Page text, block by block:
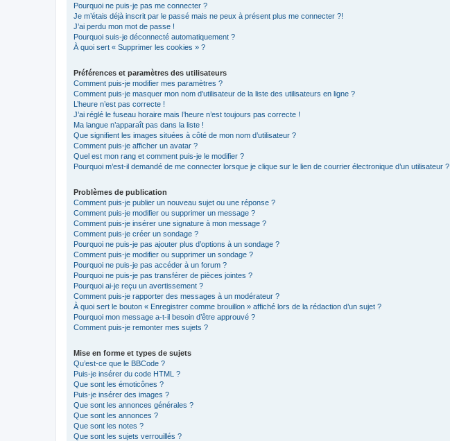
Pourquoi ne puis-je pas me connecter ?
Je m’étais déjà inscrit par le passé mais ne peux à présent plus me connecter ?!
J’ai perdu mon mot de passe !
Pourquoi suis-je déconnecté automatiquement ?
À quoi sert « Supprimer les cookies » ?
Préférences et paramètres des utilisateurs
Comment puis-je modifier mes paramètres ?
Comment puis-je masquer mon nom d’utilisateur de la liste des utilisateurs en ligne ?
L’heure n’est pas correcte !
J’ai réglé le fuseau horaire mais l’heure n’est toujours pas correcte !
Ma langue n’apparaît pas dans la liste !
Que signifient les images situées à côté de mon nom d’utilisateur ?
Comment puis-je afficher un avatar ?
Quel est mon rang et comment puis-je le modifier ?
Pourquoi m’est-il demandé de me connecter lorsque je clique sur le lien de courrier électronique d’un utilisateur ?
Problèmes de publication
Comment puis-je publier un nouveau sujet ou une réponse ?
Comment puis-je modifier ou supprimer un message ?
Comment puis-je insérer une signature à mon message ?
Comment puis-je créer un sondage ?
Pourquoi ne puis-je pas ajouter plus d’options à un sondage ?
Comment puis-je modifier ou supprimer un sondage ?
Pourquoi ne puis-je pas accéder à un forum ?
Pourquoi ne puis-je pas transférer de pièces jointes ?
Pourquoi ai-je reçu un avertissement ?
Comment puis-je rapporter des messages à un modérateur ?
À quoi sert le bouton « Enregistrer comme brouillon » affiché lors de la rédaction d’un sujet ?
Pourquoi mon message a-t-il besoin d’être approuvé ?
Comment puis-je remonter mes sujets ?
Mise en forme et types de sujets
Qu’est-ce que le BBCode ?
Puis-je insérer du code HTML ?
Que sont les émoticônes ?
Puis-je insérer des images ?
Que sont les annonces générales ?
Que sont les annonces ?
Que sont les notes ?
Que sont les sujets verrouillés ?